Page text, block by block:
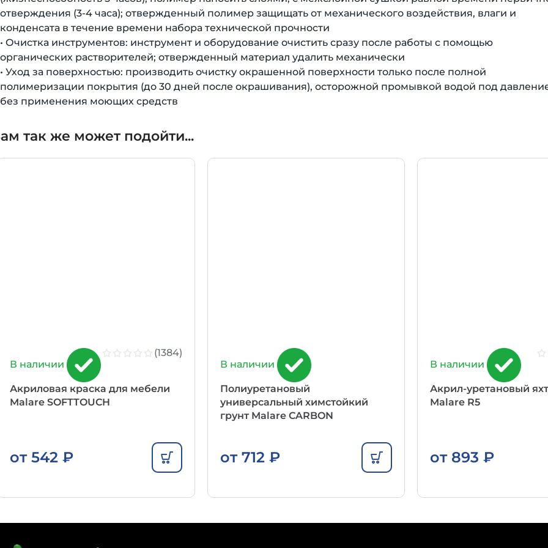
отверждения (3-4 часа); отвержденный полимер защищать от механического воздействия, влаги и
конденсата в течение времени набора технической прочности
• Очистка инструментов: инструмент и оборудование очистить сразу после работы с помощью
органических растворителей; отвержденный материал удалить механически
• Уход за поверхностью: производить очистку окрашенной поверхности только после полной
полимеризации покрытия (до 30 дней после окрашивания), осторожной промывкой водой под
без применения моющих средств
так же может подойти...
В наличии
(1384)
Акриловая краска для мебели
Malare SOFTTOUCH
от 542 ₽
В наличии
Полиуретановый
универсальный химстойкий
грунт Malare CARBON
от 712 ₽
В наличии
Акрил-уретановый
Malare R5
от 893 ₽